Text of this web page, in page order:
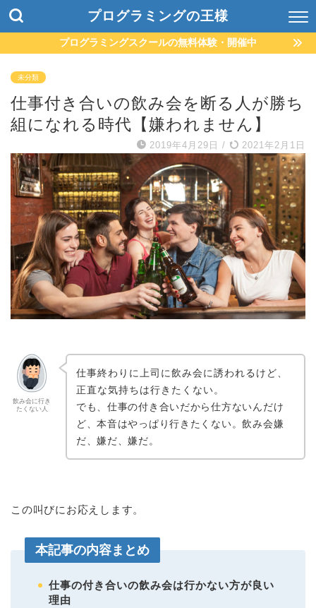
プログラミングの王様
プログラミングスクールの無料体験・開催中
未分類
仕事付き合いの飲み会を断る人が勝ち
組になれる時代【嫌われません】
2019年4月29日 / 2021年2月1日
飲み会に行き
たくない人
仕事終わりに上司に飲み会に誘われるけど、
正直な気持ちは行きたくない。
でも、仕事の付き合いだから仕方ないんだけ
ど、本音はやっぱり行きたくない。飲み会嫌
だ、嫌だ、嫌だ。
この叫びにお応えします。
本記事の内容まとめ
仕事の付き合いの飲み会は行かない方が良い
理由